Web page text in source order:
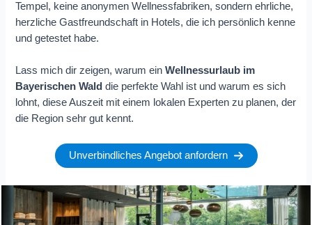
Tempel, keine anonymen Wellnessfabriken, sondern ehrliche,
herzliche Gastfreundschaft in Hotels, die ich persönlich kenne
und getestet habe.
Lass mich dir zeigen, warum einWellnessurlaub im
Bayerischen Wald die perfekte Wahl ist und warum es sich
lohnt, diese Auszeit mit einem lokalen Experten zu planen, der
die Region sehr gut kennt.
Unverbindliches Angebot anfordern